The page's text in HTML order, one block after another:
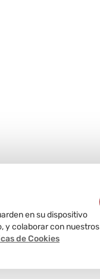
en su dispositivo
y colaborar con nuestros
de Cookies